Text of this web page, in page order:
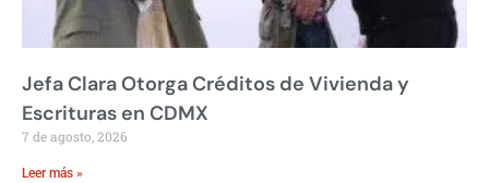
Jefa Clara Otorga Créditos de Vivienda y
Escrituras en CDMX
7 de agosto, 2026
Leer más »